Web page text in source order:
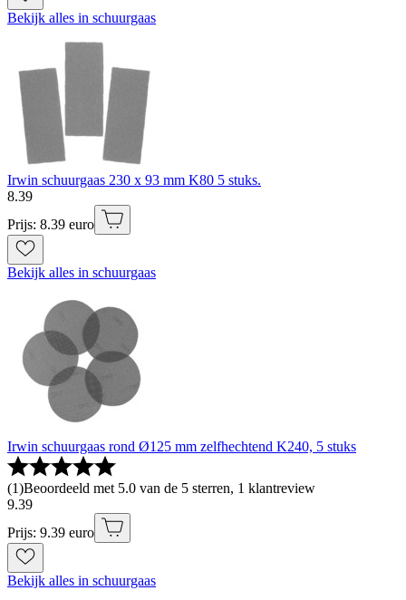
Bekijk alles in schuurgaas
Irwin schuurgaas 230 x 93 mm K80 5 stuks.
8.39
Prijs: 8.39 euro
Bekijk alles in schuurgaas
Irwin schuurgaas rond Ø125 mm zelfhechtend K240, 5 stuks
(1)Beoordeeld met 5.0 van de 5 sterren, 1 klantreview
9.39
Prijs: 9.39 euro
Bekijk alles in schuurgaas